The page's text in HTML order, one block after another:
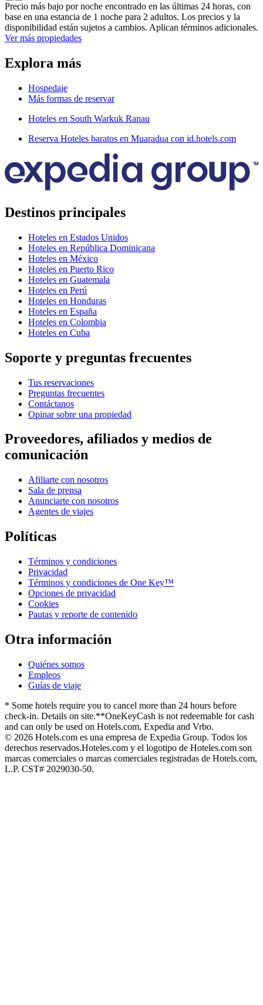
Precio más bajo por noche encontrado en las últimas 24 horas, con
base en una estancia de 1 noche para 2 adultos. Los precios y la
disponibilidad están sujetos a cambios. Aplican términos adicionales.
Ver más propiedades
Explora más
Hospedaje
Más formas de reservar
Hoteles en South Warkuk Ranau
Reserva Hoteles baratos en Muaradua con id.hotels.com
Destinos principales
Hoteles en Estados Unidos
Hoteles en República Dominicana
Hoteles en México
Hoteles en Puerto Rico
Hoteles en Guatemala
Hoteles en Perú
Hoteles en Honduras
Hoteles en España
Hoteles en Colombia
Hoteles en Cuba
Soporte y preguntas frecuentes
Tus reservaciones
Preguntas frecuentes
Contáctanos
Opinar sobre una propiedad
Proveedores, afiliados y medios de
comunicación
Afiliarte con nosotros
Sala de prensa
Anunciarte con nosotros
Agentes de viajes
Políticas
Términos y condiciones
Privacidad
Términos y condiciones de One Key™
Opciones de privacidad
Cookies
Pautas y reporte de contenido
Otra información
Quiénes somos
Empleos
Guías de viaje
* Some hotels require you to cancel more than 24 hours before
check-in. Details on site.**OneKeyCash is not redeemable for cash
and can only be used on Hotels.com, Expedia and Vrbo.
© 2026 Hotels.com es una empresa de Expedia Group. Todos los
derechos reservados.Hoteles.com y el logotipo de Hoteles.com son
marcas comerciales o marcas comerciales registradas de Hotels.com,
L.P. CST# 2029030-50.